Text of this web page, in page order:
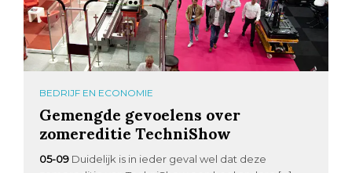
BEDRIJF EN ECONOMIE
Gemengde gevoelens over
zomereditie TechniShow
05-09 Duidelijk is in ieder geval wel dat deze